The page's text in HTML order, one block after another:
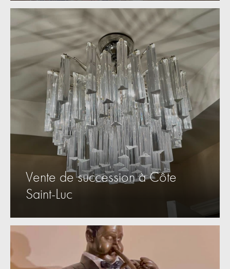
Vente de succession à Côte
Saint-Luc